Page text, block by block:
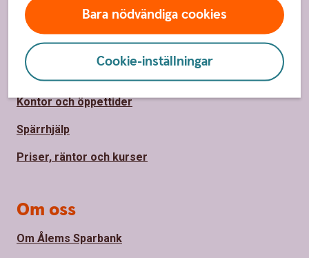
Bara nödvändiga cookies
Cookie-inställningar
Sidfot
Hitta snabbt
Bli kund
Kontakta oss
Kontor och öppettider
Spärrhjälp
Priser, räntor och kurser
Om oss
Om Ålems Sparbank